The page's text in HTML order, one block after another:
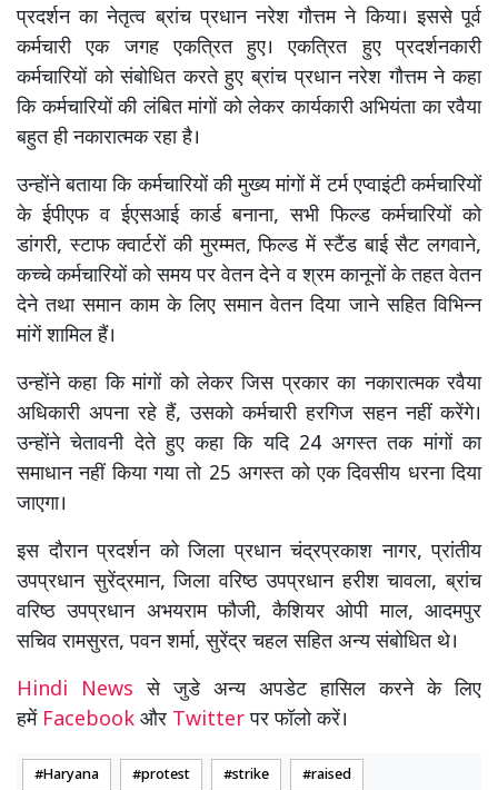
प्रदर्शन का नेतृत्व ब्रांच प्रधान नरेश गौत्तम ने किया। इससे पूर्व
कर्मचारी एक जगह एकत्रित हुए। एकत्रित हुए प्रदर्शनकारी
कर्मचारियों को संबोधित करते हुए ब्रांच प्रधान नरेश गौत्तम ने कहा
कि कर्मचारियों की लंबित मांगों को लेकर कार्यकारी अभियंता का रवैया
बहुत ही नकारात्मक रहा है।
उन्होंने बताया कि कर्मचारियों की मुख्य मांगों में टर्म एप्वाइंटी कर्मचारियों
के ईपीएफ व ईएसआई कार्ड बनाना, सभी फिल्ड कर्मचारियों को
डांगरी, स्टाफ क्वार्टरों की मुरम्मत, फिल्ड में स्टैंड बाई सैट लगवाने,
कच्चे कर्मचारियों को समय पर वेतन देने व श्रम कानूनों के तहत वेतन
देने तथा समान काम के लिए समान वेतन दिया जाने सहित विभिन्न
मांगें शामिल हैं।
उन्होंने कहा कि मांगों को लेकर जिस प्रकार का नकारात्मक रवैया
अधिकारी अपना रहे हैं, उसको कर्मचारी हरगिज सहन नहीं करेंगे।
उन्होंने चेतावनी देते हुए कहा कि यदि 24 अगस्त तक मांगों का
समाधान नहीं किया गया तो 25 अगस्त को एक दिवसीय धरना दिया
जाएगा।
इस दौरान प्रदर्शन को जिला प्रधान चंद्रप्रकाश नागर, प्रांतीय
उपप्रधान सुरेंद्रमान, जिला वरिष्ठ उपप्रधान हरीश चावला, ब्रांच
वरिष्ठ उपप्रधान अभयराम फौजी, कैशियर ओपी माल, आदमपुर
सचिव रामसुरत, पवन शर्मा, सुरेंद्र चहल सहित अन्य संबोधित थे।
Hindi Newsसे जुडे अन्य अपडेट हासिल करने के लिए
हमें Facebook और Twitterपर फॉलो करें।
Haryana protest strike raised